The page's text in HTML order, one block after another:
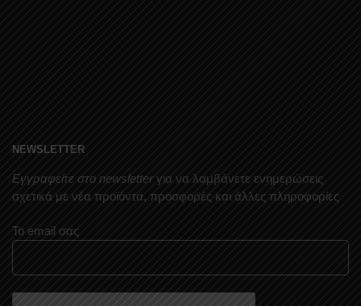
NEWSLETTER
Εγγραφείτε στο newsletterγια να λαμβάνετε ενημερώσεις
σχετικά με νέα προϊόντα, προσφορές και άλλες πληροφορίες
Το email σας